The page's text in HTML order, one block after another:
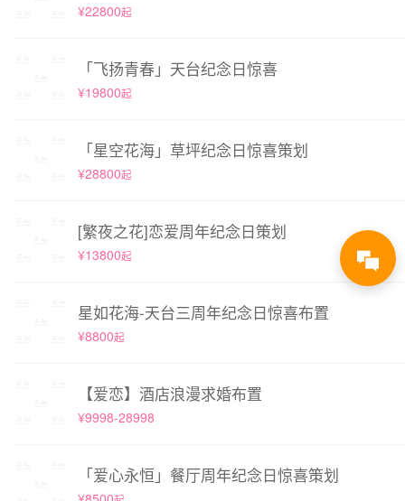
¥22800起
「飞扬青春」天台纪念日惊喜
¥19800起
「星空花海」草坪纪念日惊喜策划
¥28800起
[繁夜之花]恋爱周年纪念日策划
¥13800起
星如花海-天台三周年纪念日惊喜布置
¥8800起
【爱恋】酒店浪漫求婚布置
¥9998-28998
「爱心永恒」餐厅周年纪念日惊喜策划